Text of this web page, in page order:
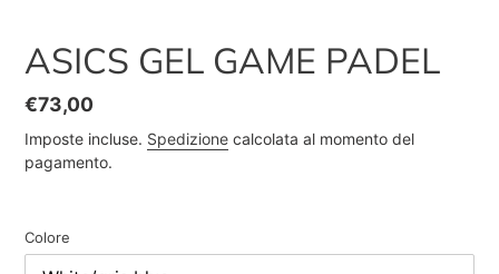
ASICS GEL GAME PADEL
Prezzo
di
listino
€73,00
Imposte incluse. Spedizione calcolata al momento del
pagamento.
Colore